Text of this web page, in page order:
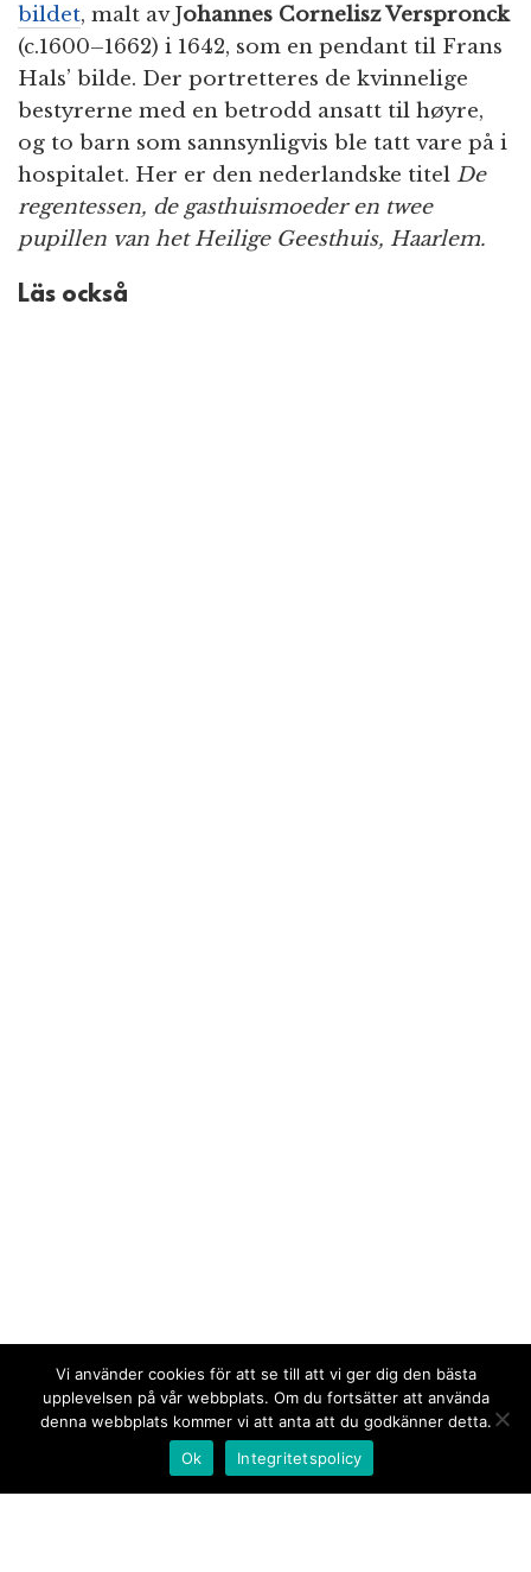
bildet, malt av Johannes Cornelisz Verspronck
(c.1600–1662) i 1642, som en pendant til Frans
Hals’ bilde. Der portretteres de kvinnelige
bestyrerne med en betrodd ansatt til høyre,
og to barn som sannsynligvis ble tatt vare på i
hospitalet. Her er den nederlandske titel De
regentessen, de gasthuismoeder en twee
pupillen van het Heilige Geesthuis, Haarlem.
Läs också
Vi använder cookies för att se till att vi ger dig den bästa
upplevelsen på vår webbplats. Om du fortsätter att använda
denna webbplats kommer vi att anta att du godkänner detta.
Ok
Integritetspolicy